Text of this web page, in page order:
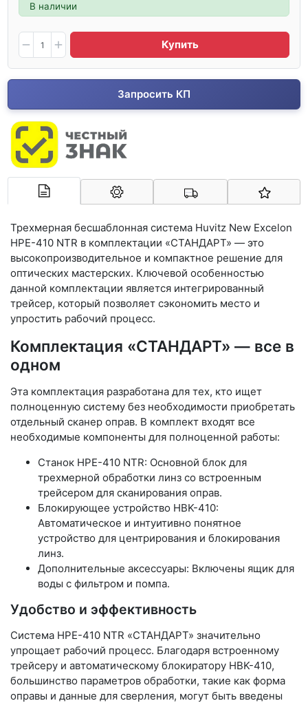
В наличии
Купить
Запросить КП
Арконт-Мед
Трехмерная бесшаблонная система Huvitz New Excelon
HPE-410 NTR в комплектации «СТАНДАРТ» — это
высокопроизводительное и компактное решение для
оптических мастерских. Ключевой особенностью
данной комплектации является интегрированный
трейсер, который позволяет сэкономить место и
упростить рабочий процесс.
Комплектация «СТАНДАРТ» — все в
одном
Эта комплектация разработана для тех, кто ищет
полноценную систему без необходимости приобретать
отдельный сканер оправ. В комплект входят все
необходимые компоненты для полноценной работы:
Станок HPE-410 NTR: Основной блок для
трехмерной обработки линз со встроенным
трейсером для сканирования оправ.
Блокирующее устройство HBK-410:
Автоматическое и интуитивно понятное
устройство для центрирования и блокирования
линз.
Дополнительные аксессуары: Включены ящик для
воды с фильтром и помпа.
Удобство и эффективность
Система HPE-410 NTR «СТАНДАРТ» значительно
упрощает рабочий процесс. Благодаря встроенному
трейсеру и автоматическому блокиратору HBK-410,
большинство параметров обработки, такие как форма
оправы и данные для сверления, могут быть введены